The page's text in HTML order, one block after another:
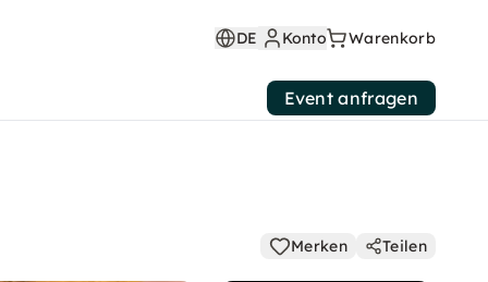
DE Konto Warenkorb
Event anfragen
Merken Teilen